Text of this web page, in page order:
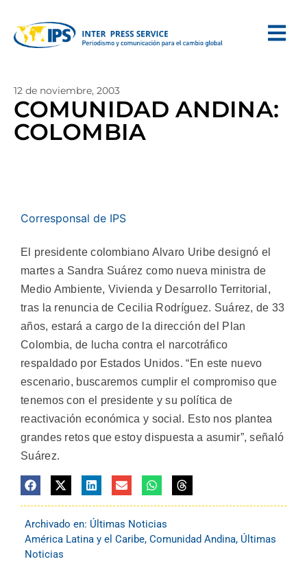
12 de noviembre, 2003
COMUNIDAD ANDINA:
COLOMBIA
Corresponsal de IPS
El presidente colombiano Alvaro Uribe designó el
martes a Sandra Suárez como nueva ministra de
Medio Ambiente, Vivienda y Desarrollo Territorial,
tras la renuncia de Cecilia Rodríguez. Suárez, de 33
años, estará a cargo de la dirección del Plan
Colombia, de lucha contra el narcotráfico
respaldado por Estados Unidos. “En este nuevo
escenario, buscaremos cumplir el compromiso que
tenemos con el presidente y su política de
reactivación económica y social. Esto nos plantea
grandes retos que estoy dispuesta a asumir”, señaló
Suárez.
Archivado en: Últimas Noticias
América Latina y el Caribe, Comunidad Andina, Últimas
Noticias